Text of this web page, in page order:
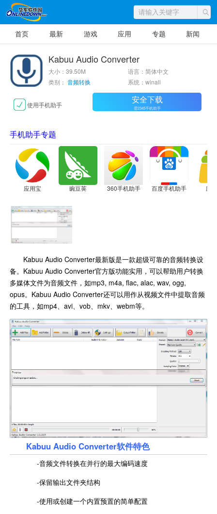
首页 最新 游戏 应用 专题 新闻
Kabuu Audio Converter
大小：39.50M
语言：简体中文
类别： 音频转换 系统：winall
使用手机助手 安全下载
需2345手机助手
手机助手专题
应用宝 豌豆荚 360手机助手 百度手机助手 应
Kabuu Audio Converter最新版是一款超级可靠的音频转换设
备。Kabuu Audio Converter官方版功能实用，可以帮助用户转换
多媒体文件为音频文件，如mp3, m4a, flac, alac, wav, ogg,
opus。Kabuu Audio Converter还可以用作从视频文件中提取音频
的工具，如mp4、avi、vob、mkv、webm等。
Kabuu Audio Converter软件特色
-音频文件转换在并行的最大编码速度
-保留输出文件夹结构
-使用或创建一个内置预置的简单配置